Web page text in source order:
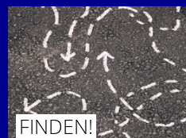
FINDEN!